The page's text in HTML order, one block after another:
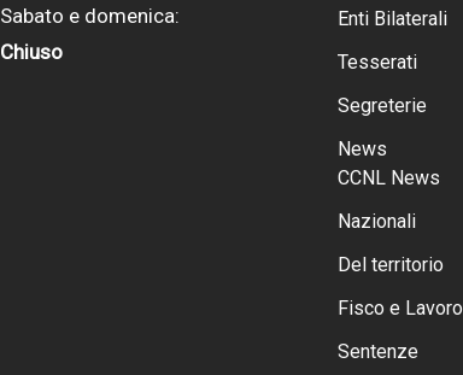
Sabato e domenica:
Chiuso
Enti Bilaterali
Tesserati
Segreterie
News
CCNL News
Nazionali
Del territorio
Fisco e Lavoro
Sentenze